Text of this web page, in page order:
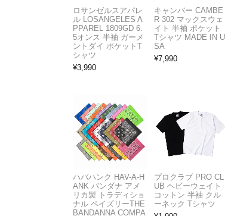
ロサンゼルスアパレ
ル LOSANGELES A
PPAREL 1809GD 6.
5オンス 半袖 ガーメ
ントダイ ポケットT
シャツ
¥3,990
キャンバー CAMBE
R 302 マックスウェ
イト 半袖 ポケット
Tシャツ MADE IN U
SA
¥7,990
ハバハンク HAV-A-H
ANK バンダナ アメ
リカ製 トラディショ
ナル ペイズリーTHE
BANDANNA COMPA
プロクラブ PRO CL
UB ヘビーウェイト
コットン 半袖 クル
ーネック Tシャツ